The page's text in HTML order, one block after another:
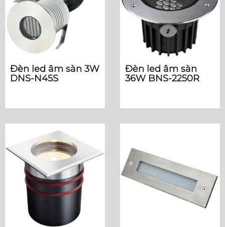
Đèn led âm sàn 3W
DNS-N45S
Đèn led âm sàn
36W BNS-2250R